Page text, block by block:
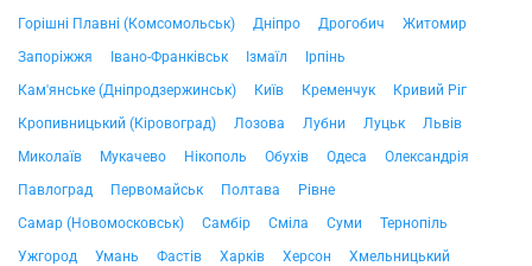
Горішні Плавні (Комсомольськ)
Дніпро Дрогобич
Житомир
Запоріжжя
Івано-Франківськ Ізмаїл
Ірпінь
Кам'янське (Дніпродзержинськ)
Київ Кременчук
Кривий Ріг
Кропивницький (Кіровоград)
Лозова Лубни Луцьк
Львів
Миколаїв
Мукачево Нікополь Обухів Одеса
Олександрія
Павлоград
Первомайськ Полтава
Рівне
Самар (Новомосковськ)
Самбір Сміла Суми
Тернопіль
Ужгород
Умань Фастів Харків Херсон
Хмельницький